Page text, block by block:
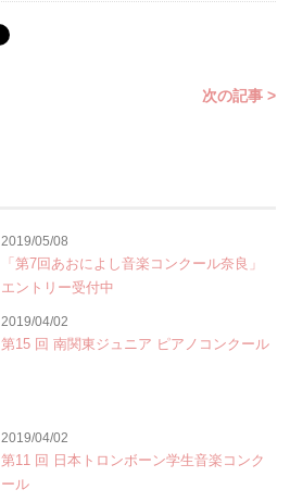
次の記事 >
2019/05/08
「第7回あおによし音楽コンクール奈良」
エントリー受付中
2019/04/02
第15 回 南関東ジュニア ピアノコンクール
2019/04/02
第11 回 日本トロンボーン学生音楽コンク
ール